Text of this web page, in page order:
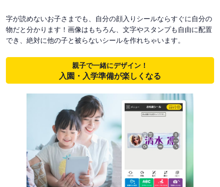
字が読めないお子さまでも、自分の顔入りシールならすぐに自分の
物だと分かります！画像はもちろん、文字やスタンプも自由に配置
でき、絶対に他の子と被らないシールを作れちゃいます。
親子で一緒にデザイン！
入園・入学準備が楽しくなる